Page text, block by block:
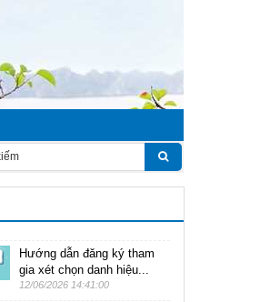
Hướng dẫn đăng ký tham
gia xét chọn danh hiệu...
12/06/2026 14:41:00